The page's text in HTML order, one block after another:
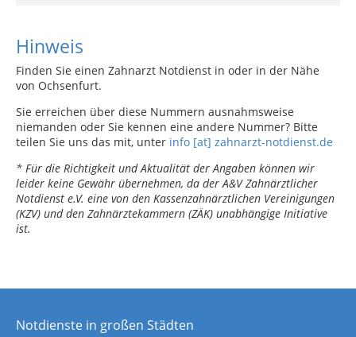
Hinweis
Finden Sie einen Zahnarzt Notdienst in oder in der Nähe
von Ochsenfurt.
Sie erreichen über diese Nummern ausnahmsweise
niemanden oder Sie kennen eine andere Nummer? Bitte
teilen Sie uns das mit, unter info [at] zahnarzt-notdienst.de
* Für die Richtigkeit und Aktualität der Angaben können wir
leider keine Gewähr übernehmen, da der A&V Zahnärztlicher
Notdienst e.V. eine von den Kassenzahnärztlichen Vereinigungen
(KZV) und den Zahnärztekammern (ZÄK) unabhängige Initiative
ist.
Notdienste in großen Städten